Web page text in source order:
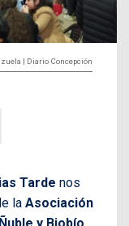
| Diario Concepción
Tarde nos
la Asociación